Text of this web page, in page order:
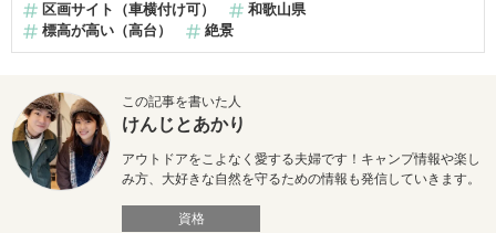
区画サイト（車横付け可）
和歌山県
標高が高い（高台）
絶景
この記事を書いた人
けんじとあかり
アウトドアをこよなく愛する夫婦です！キャンプ情報や楽し
み方、大好きな自然を守るための情報も発信していきます。
資格